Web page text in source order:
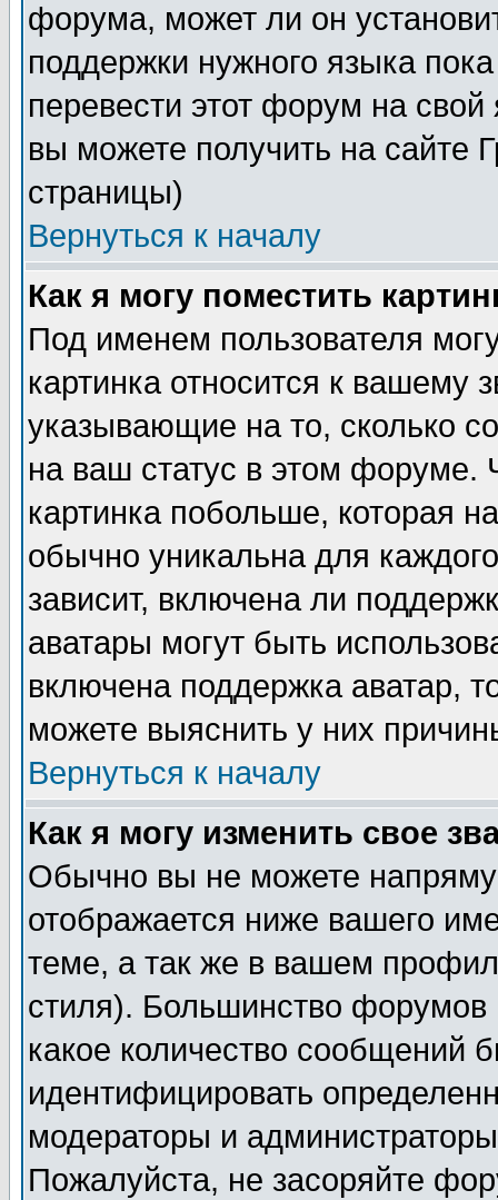
форума, может ли он
поддержки нужного языка
перевести этот форум на
вы можете получить на сайте
страницы)
Вернуться к началу
Как я могу поместить
Под именем пользователя
картинка относится к вашему
указывающие на то, сколько
на ваш статус в этом форуме.
картинка побольше, которая
обычно уникальна для
зависит, включена ли
аватары могут быть
включена поддержка аватар,
можете выяснить у них
Вернуться к началу
Как я могу изменить свое
Обычно вы не можете
отображается ниже вашего
теме, а так же в вашем
стиля). Большинство форумов
какое количество сообщений
идентифицировать
модераторы и
Пожалуйста, не засоряйте